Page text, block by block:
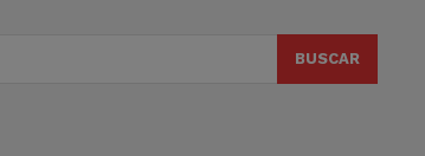
BUSCAR